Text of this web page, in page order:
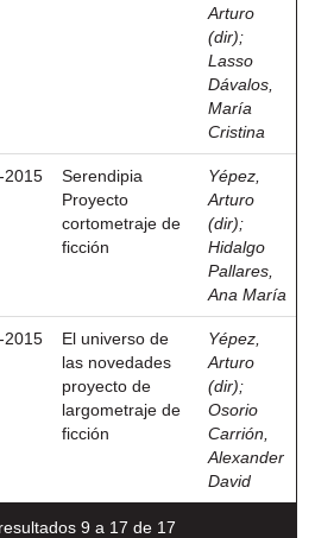
Arturo
(dir);
Lasso
Dávalos,
María
Cristina
2015
Serendipia
Proyecto
cortometraje de
ficción
Yépez,
Arturo
(dir);
Hidalgo
Pallares,
Ana María
2015
El universo de
las novedades
proyecto de
largometraje de
ficción
Yépez,
Arturo
(dir);
Osorio
Carrión,
Alexander
David
9 a 17 de 17